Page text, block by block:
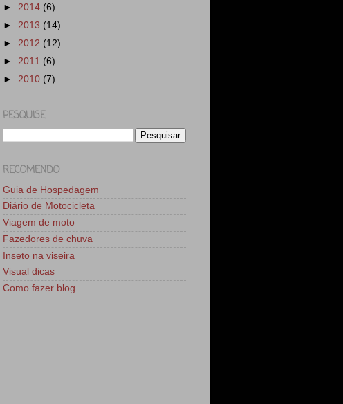
► 2014 (6)
► 2013 (14)
► 2012 (12)
► 2011 (6)
► 2010 (7)
PESQUISE
RECOMENDO
Guia de Hospedagem
Diário de Motocicleta
Viagem de moto
Fazedores de chuva
Inseto na viseira
Visual dicas
Como fazer blog